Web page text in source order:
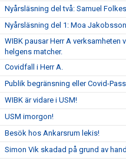
Nyårsläsning del två: Samuel
Nyårsläsning del 1: Moa Jakobsson
WIBK pausar Herr A verksamheten
helgens matcher.
Covidfall i Herr A.
Publik begränsning eller Covid-
WIBK är vidare i USM!
USM imorgon!
Besök hos Ankarsrum lekis!
Simon Vik skadad på grund av